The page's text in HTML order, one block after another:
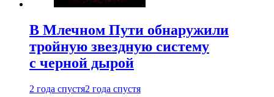
В Млечном Пути обнаружили
тройную звездную систему
с черной дырой
2 года спустя2 года спустя